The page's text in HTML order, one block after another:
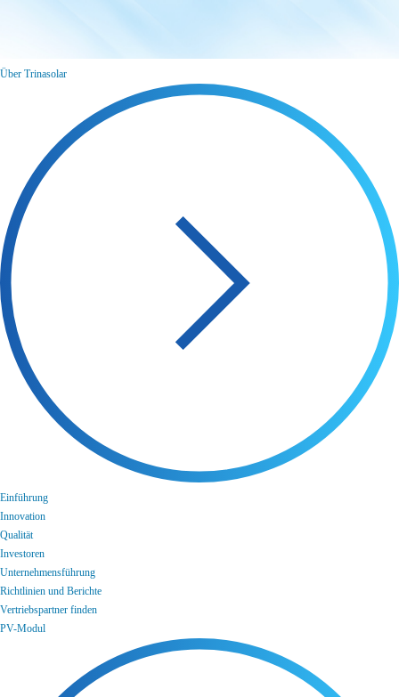
Über Trinasolar
Einführung
Innovation
Qualität
Investoren
Unternehmensführung
Richtlinien und Berichte
Vertriebspartner finden
PV-Modul